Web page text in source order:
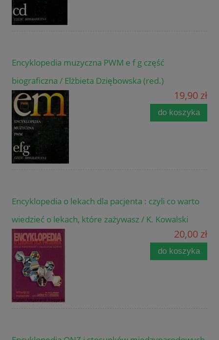
Encyklopedia muzyczna PWM e f g część
biograficzna / Elżbieta Dziębowska (red.)
19,90 zł
do koszyka
Encyklopedia o lekach dla pacjenta : czyli co warto
wiedzieć o lekach, które zażywasz / K. Kowalski
20,00 zł
do koszyka